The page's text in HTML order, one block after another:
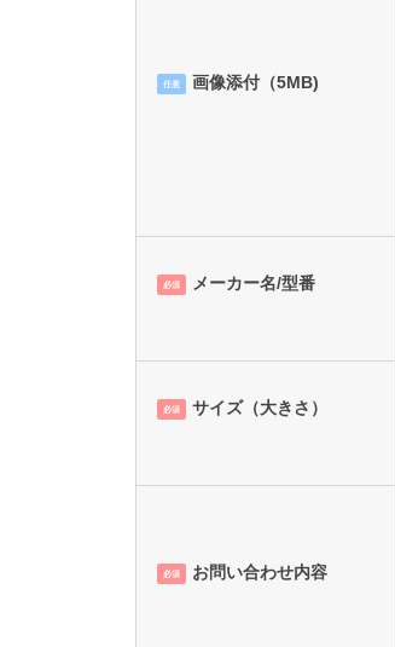
任意 画像添付（5MB)
必須 メーカー名/型番
必須 サイズ（大きさ）
必須 お問い合わせ内容